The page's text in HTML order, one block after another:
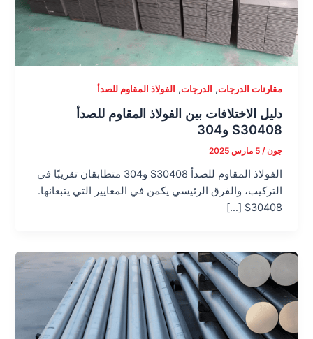
مقارنات الدرجات, الدرجات, الفولاذ المقاوم للصدأ
دليل الاختلافات بين الفولاذ المقاوم للصدأ
S30408 و304
جون/5 مارس 2025
الفولاذ المقاوم للصدأ S30408 و304 متطابقان تقريبًا في
التركيب، والفرق الرئيسي يكمن في المعايير التي يتبعانها.
S30408 […]